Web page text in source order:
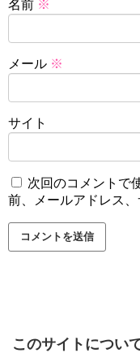
名前 ※
メール ※
サイト
次回のコメントで
前、メールアドレス、
このサイトについ